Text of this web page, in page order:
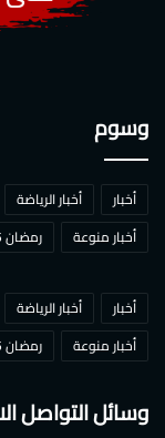
وسوم
أخبار أخبار الرياضة
أخبار منوعة
رمضان 1445
أخبار أخبار الرياضة
أخبار منوعة
رمضان 1445
وسائل التواصل